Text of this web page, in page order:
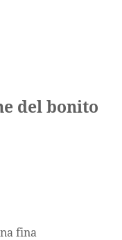
del bonito
fina